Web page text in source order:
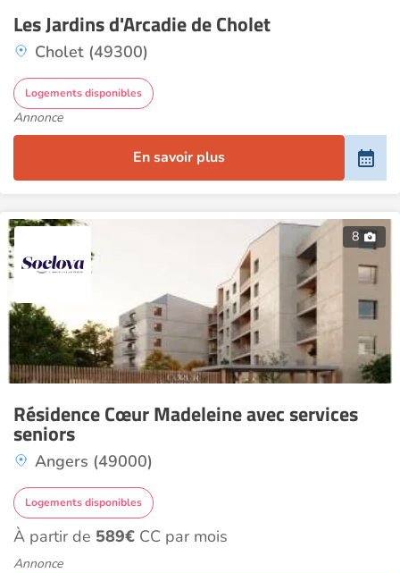
Les Jardins d'Arcadie de Cholet
Cholet (49300)
Logements disponibles
Annonce
En savoir plus
8
Résidence Cœur Madeleine avec services
seniors
Angers (49000)
Logements disponibles
À partir de 589€ CC par mois
Annonce